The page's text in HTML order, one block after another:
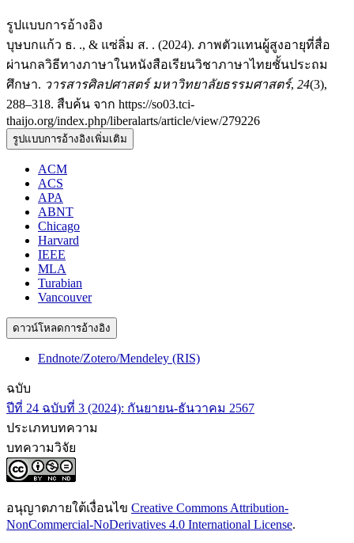
รูปแบบการอ้างอิง
บุษบกแก้ว ธ. ., & แซ่ลิ่ม ส. . (2024). ภาพตัวแทนผู้สูงอายุที่สื่อ
ผ่านกลวิธีทางภาษาในหนังสือเรียนวิชาภาษาไทยชั้นประถม
ศึกษา. วารสารศิลปศาสตร์ มหาวิทยาลัยธรรมศาสตร์, 24(3),
288–318. สืบค้น จาก https://so03.tci-
thaijo.org/index.php/liberalarts/article/view/279226
รูปแบบการอ้างอิงเพิ่มเติม
ACM
ACS
APA
ABNT
Chicago
Harvard
IEEE
MLA
Turabian
Vancouver
ดาวน์โหลดการอ้างอิง
Endnote/Zotero/Mendeley (RIS)
ฉบับ
ปีที่ 24 ฉบับที่ 3 (2024): กันยายน-ธันวาคม 2567
ประเภทบทความ
บทความวิจัย
อนุญาตภายใต้เงื่อนไข Creative Commons Attribution-
NonCommercial-NoDerivatives 4.0 International License.